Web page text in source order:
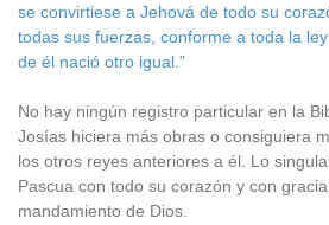
se convirtiese a Jehová de todo su
todas sus fuerzas, conforme a toda la
de él nació otro igual.”
No hay ningún registro particular en la
Josías hiciera más obras o consiguiera
los otros reyes anteriores a él. Lo
Pascua con todo su corazón y con
mandamiento de Dios.